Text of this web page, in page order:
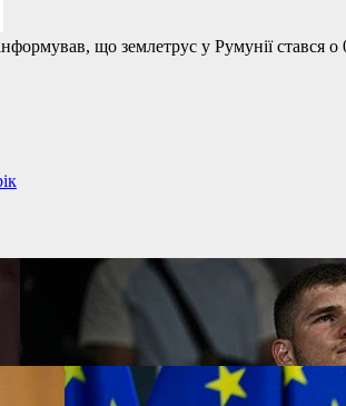
що землетрус у Румунії стався